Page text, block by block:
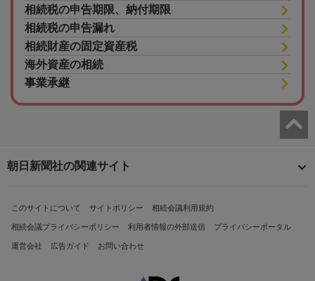
相続税の申告期限、納付期限
相続税の申告漏れ
相続財産の固定資産税
海外資産の相続
事業承継
朝日新聞社の関連サイト
このサイトについて サイトポリシー 相続会議利用規約
相続会議プライバシーポリシー 利用者情報の外部送信 プライバシーポータル
運営会社 広告ガイド お問い合わせ